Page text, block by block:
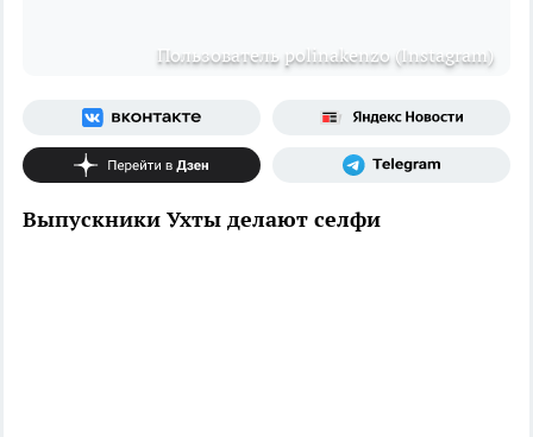
Пользователь polinakenzo (Instagram)
Выпускники Ухты делают селфи